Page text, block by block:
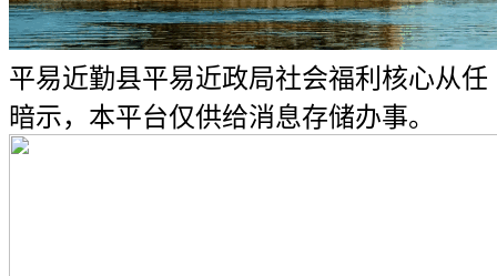
平易近勤县平易近政局社会福利核心从任
暗示，本平台仅供给消息存储办事。